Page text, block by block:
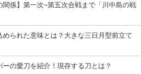
関係】第一次~第五次合戦まで「川中島の戦
められた意味とは？大きな三日月型前立て
ーの愛刀を紹介！現存する刀とは？